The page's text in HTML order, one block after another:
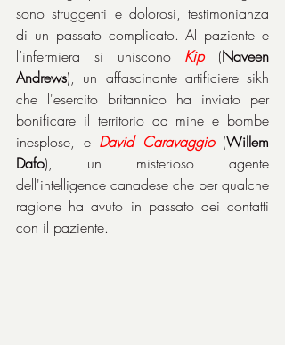
sono struggenti e dolorosi, testimonianza
di un passato complicato. Al paziente e
l’infermiera si uniscono Kip (Naveen
Andrews), un affascinante artificiere sikh
che l'esercito britannico ha inviato per
bonificare il territorio da mine e bombe
inesplose, e David Caravaggio (Willem
Dafo), un misterioso agente
dell'intelligence canadese che per qualche
ragione ha avuto in passato dei contatti
con il paziente.